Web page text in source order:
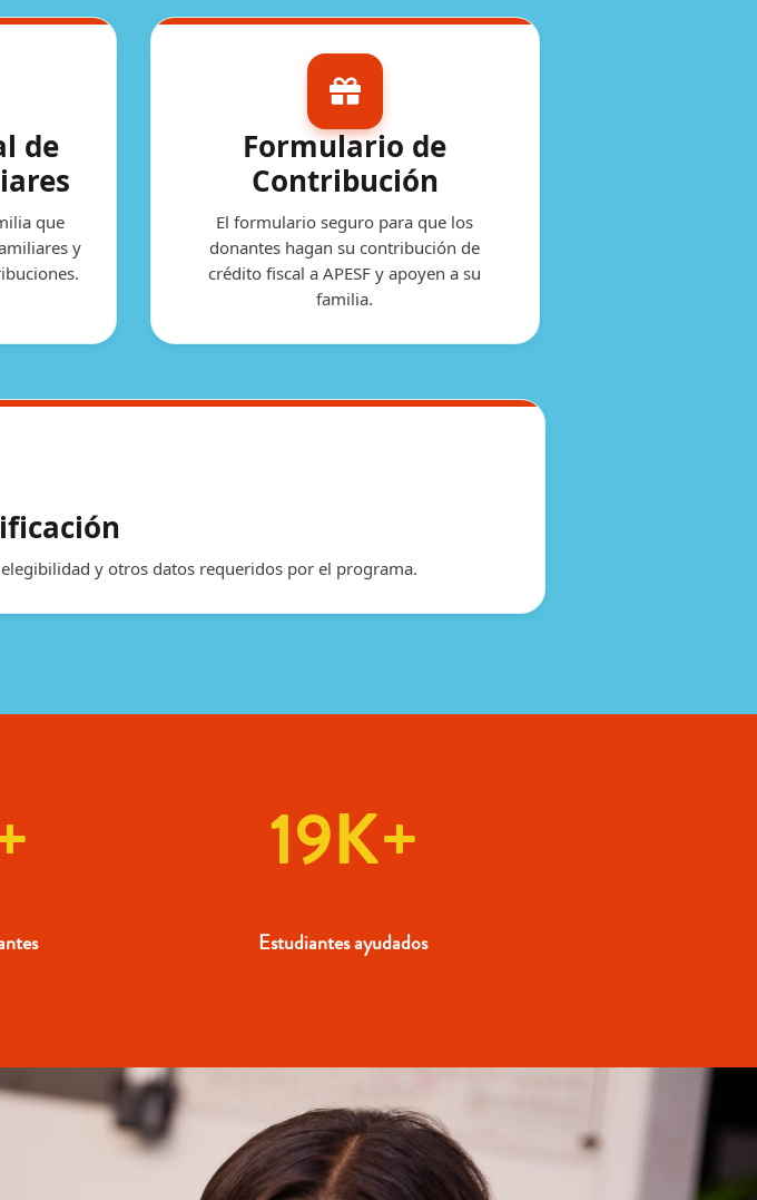
de
que
y
Formulario de
Contribución
El formulario seguro para que los
donantes hagan su contribución de
crédito fiscal a APESF y apoyen a su
familia.
y otros datos requeridos por el programa.
19K+
Estudiantes ayudados